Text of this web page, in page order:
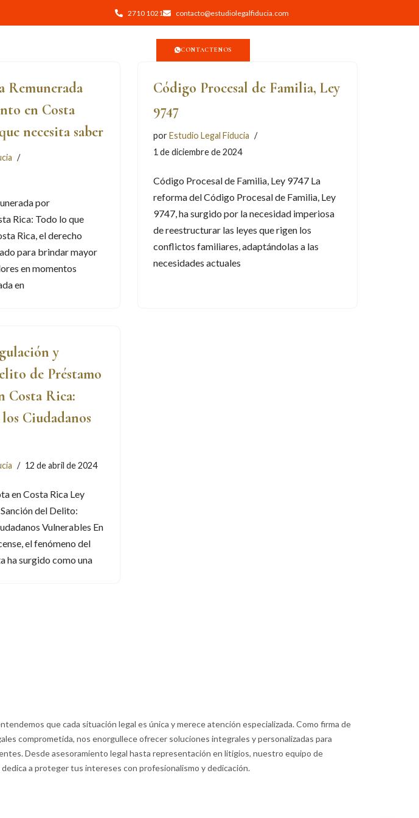
2710 1021 contacto@estudiolegalfiducia.com
CONTACTENOS
Remunerada
en Costa
necesita saber
por
Rica: Todo lo que
Rica, el derecho
para brindar mayor
en momentos
en
Código Procesal de Familia, Ley
9747
porEstudio Legal Fiducia
1 de diciembre de 2024
Código Procesal de Familia, Ley 9747 La
reforma del Código Procesal de Familia, Ley
9747, ha surgido por la necesidad imperiosa
de reestructurar las leyes que rigen los
conflictos familiares, adaptándolas a las
necesidades actuales
y
de Préstamo
Costa Rica:
Ciudadanos
12 de abril de 2024
en Costa Rica Ley
del Delito:
Vulnerables En
el fenómeno del
ha surgido como una
que cada situación legal es única y merece atención especializada. Como firma de
comprometida, nos enorgullece ofrecer soluciones integrales y personalizadas para
Desde asesoramiento legal hasta representación en litigios, nuestro equipo de
a proteger tus intereses con profesionalismo y dedicación.